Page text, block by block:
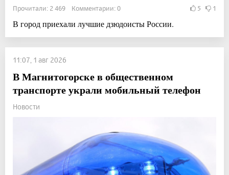
Прочитали: 2 469 Комментарии: 0 5 1
В город приехали лучшие дзюдоисты России.
11:07, 1 авг 2026
В Магнитогорске в общественном
транспорте украли мобильный телефон
Новости